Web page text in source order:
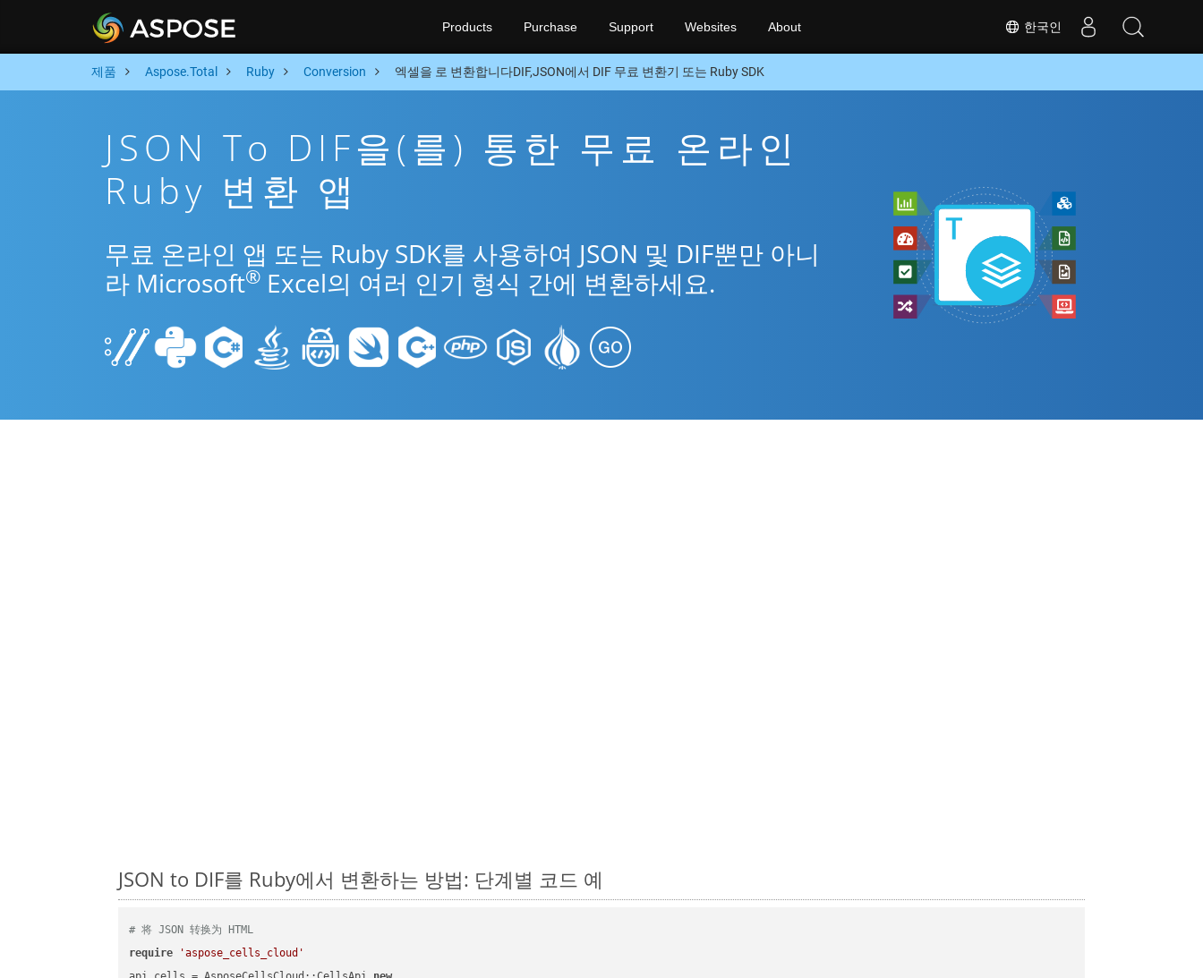
한국인
Products Purchase Support Websites About
제품 Aspose.Total Ruby Conversion 엑셀을 로 변환합니다DIF,JSON에서 DIF 무료 변환기 또는 Ruby SDK
JSON To DIF을(를) 통한 무료 온라인
Ruby 변환 앱
무료 온라인 앱 또는 Ruby SDK를 사용하여 JSON 및 DIF뿐만 아니
라 Microsoft® Excel의 여러 인기 형식 간에 변환하세요.
JSON to DIF를 Ruby에서 변환하는 방법: 단계별 코드 예
# 将 JSON 转换为 HTML
require
'aspose_cells_cloud'